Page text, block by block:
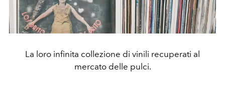
La loro infinita collezione di vinili recuperati al
mercato delle pulci.